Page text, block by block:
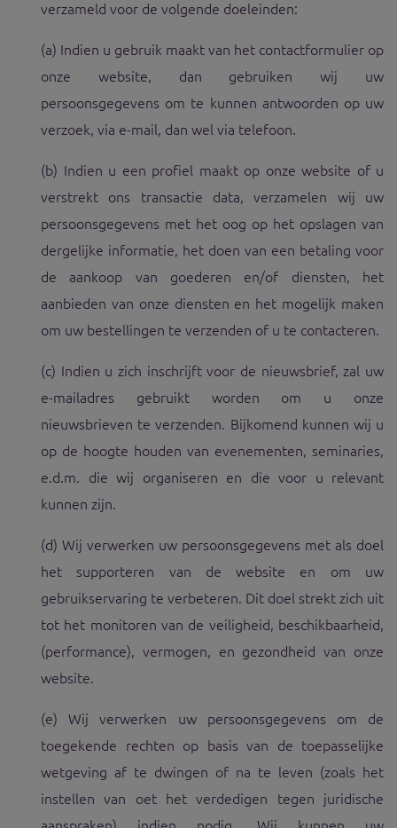
verzameld voor de volgende doeleinden:
(a) Indien u gebruik maakt van het contactformulier op
onze website, dan gebruiken wij uw
persoonsgegevens om te kunnen antwoorden op uw
verzoek, via e-mail, dan wel via telefoon.
(b) Indien u een profiel maakt op onze website of u
verstrekt ons transactie data, verzamelen wij uw
persoonsgegevens met het oog op het opslagen van
dergelijke informatie, het doen van een betaling voor
de aankoop van goederen en/of diensten, het
aanbieden van onze diensten en het mogelijk maken
om uw bestellingen te verzenden of u te contacteren.
(c) Indien u zich inschrijft voor de nieuwsbrief, zal uw
e-mailadres gebruikt worden om u onze
nieuwsbrieven te verzenden. Bijkomend kunnen wij u
op de hoogte houden van evenementen, seminaries,
e.d.m. die wij organiseren en die voor u relevant
kunnen zijn.
(d) Wij verwerken uw persoonsgegevens met als doel
het supporteren van de website en om uw
gebruikservaring te verbeteren. Dit doel strekt zich uit
tot het monitoren van de veiligheid, beschikbaarheid,
(performance), vermogen, en gezondheid van onze
website.
(e) Wij verwerken uw persoonsgegevens om de
toegekende rechten op basis van de toepasselijke
wetgeving af te dwingen of na te leven (zoals het
instellen van oet het verdedigen tegen juridische